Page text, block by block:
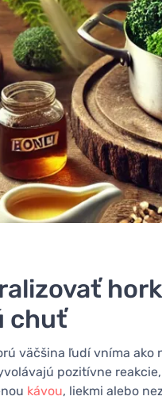
chuť
väčšina ľudí vníma ako
pozitívne
kávou, liekmi alebo